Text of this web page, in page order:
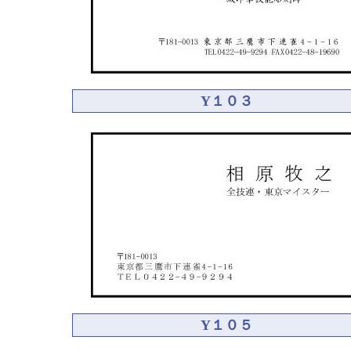
Y１０３
Y１０５